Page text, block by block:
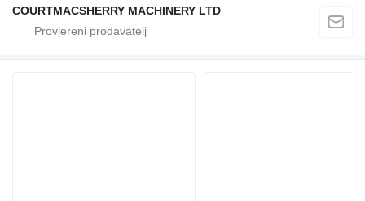
COURTMACSHERRY MACHINERY LTD